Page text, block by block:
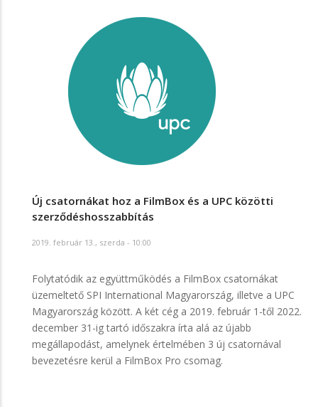
Új csatornákat hoz a FilmBox és a UPC közötti
szerződéshosszabbítás
2019. február 13., szerda - 10:00
Folytatódik az együttműködés a FilmBox csatornákat
üzemeltető SPI International Magyarország, illetve a UPC
Magyarország között. A két cég a 2019. február 1-től 2022.
december 31-ig tartó időszakra írta alá az újabb
megállapodást, amelynek értelmében 3 új csatornával
bevezetésre kerül a FilmBox Pro csomag.